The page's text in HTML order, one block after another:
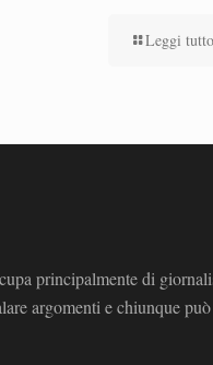
Leggi tutto
principalmente di
argomenti e chiunque